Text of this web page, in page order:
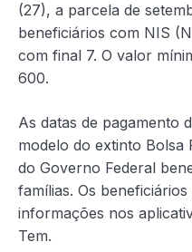
(27), a parcela de
beneficiários com NIS
com final 7. O valor
600.
As datas de pagamento
modelo do extinto Bolsa
do Governo Federal
famílias. Os
informações nos
Tem.